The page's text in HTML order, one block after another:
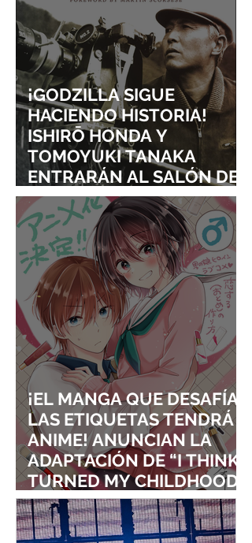
¡GODZILLA SIGUE
HACIENDO HISTORIA!
ISHIRŌ HONDA Y
TOMOYUKI TANAKA
ENTRARÁN AL SALÓN DE
LA FAMA DE LOS EFECTOS
VISUALES
¡EL MANGA QUE DESAFÍA
LAS ETIQUETAS TENDRÁ
ANIME! ANUNCIAN LA
ADAPTACIÓN DE “I THINK I
TURNED MY CHILDHOOD
FRIEND INTO A GIRL”